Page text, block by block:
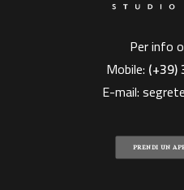
Per info
Mobile: (+39)
E-mail:
PRENDI UN